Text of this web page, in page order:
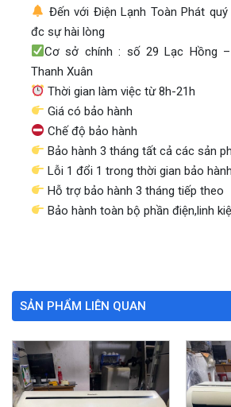
Đến với Điện Lạnh Toàn Phát
đc sự hài lòng
Cơ sở chính : số 29 Lạc Hồng
Thanh Xuân
Thời gian làm việc từ 8h-21h
Giá có bảo hành
Chế độ bảo hành
Bảo hành 3 tháng tất cả các sản
Lỗi 1 đổi 1 trong thời gian bảo hành
Hỗ trợ bảo hành 3 tháng tiếp theo
Bảo hành toàn bộ phần điện,linh
SẢN PHẨM LIÊN QUAN